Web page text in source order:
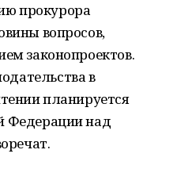
прокурора
вопросов,
законопроектов.
в
планируется
Федерации над